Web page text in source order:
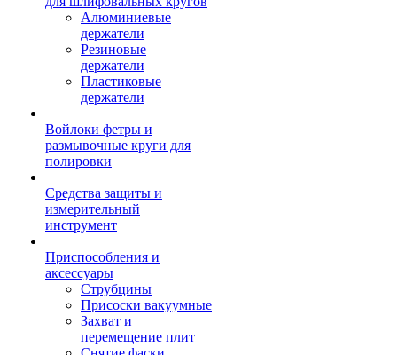
Алюминиевые
держатели
Резиновые
держатели
Пластиковые
держатели
Войлоки фетры и
размывочные круги для
полировки
Средства защиты и
измерительный
инструмент
Приспособления и
аксессуары
Струбцины
Присоски вакуумные
Захват и
перемещение плит